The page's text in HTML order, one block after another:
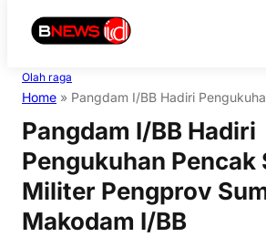
Olah raga
Home » Pangdam I/BB Hadiri
Pangdam I/BB Hadiri
Pengukuhan Pencak
Militer Pengprov
Makodam I/BB